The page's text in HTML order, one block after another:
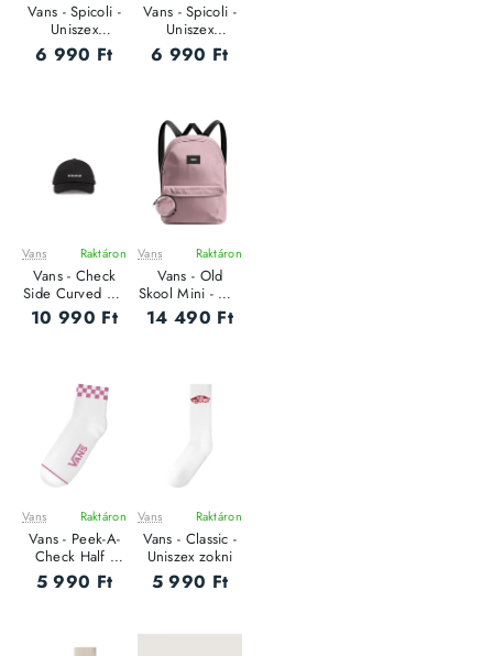
Vans - Spicoli -
Uniszex
napszemüveg
6 990 Ft
Vans - Spicoli -
Uniszex
napszemüveg
6 990 Ft
Vans Raktáron
Vans - Check
Side Curved Bill
Jockey - Uniszex
baseball sapka
10 990 Ft
Vans Raktáron
Vans - Old
Skool Mini - Női
hátizsák
14 490 Ft
Vans Raktáron
Vans - Peek-A-
Check Half -
Női zokni szett
5 990 Ft
Vans Raktáron
Vans - Classic -
Uniszex zokni
5 990 Ft